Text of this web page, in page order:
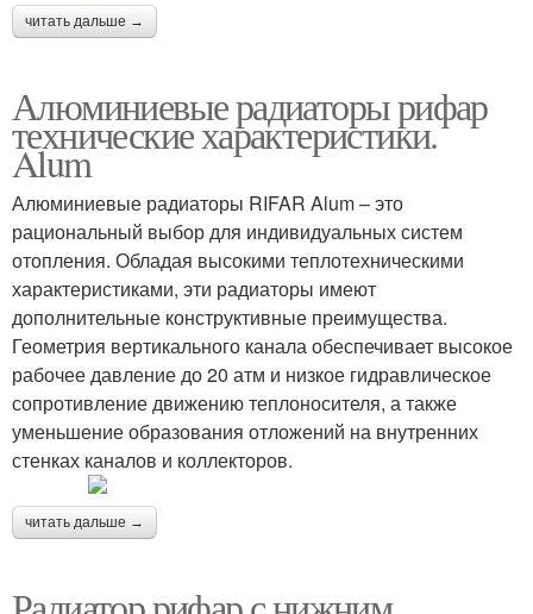
читать дальше →
Алюминиевые радиаторы рифар
технические характеристики.
Alum
Алюминиевые радиаторы RIFAR Alum – это
рациональный выбор для индивидуальных систем
отопления. Обладая высокими теплотехническими
характеристиками, эти радиаторы имеют
дополнительные конструктивные преимущества.
Геометрия вертикального канала обеспечивает высокое
рабочее давление до 20 атм и низкое гидравлическое
сопротивление движению теплоносителя, а также
уменьшение образования отложений на внутренних
стенках каналов и коллекторов.
читать дальше →